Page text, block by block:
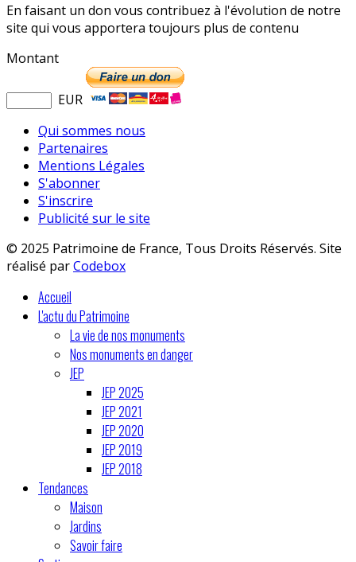
En faisant un don vous contribuez à l'évolution de notre
site qui vous apportera toujours plus de contenu
Montant
EUR
Qui sommes nous
Partenaires
Mentions Légales
S'abonner
S'inscrire
Publicité sur le site
© 2025 Patrimoine de France, Tous Droits Réservés. Site
réalisé parCodebox
Accueil
L'actu du Patrimoine
La vie de nos monuments
Nos monuments en danger
JEP
JEP 2025
JEP 2021
JEP 2020
JEP 2019
JEP 2018
Tendances
Maison
Jardins
Savoir faire